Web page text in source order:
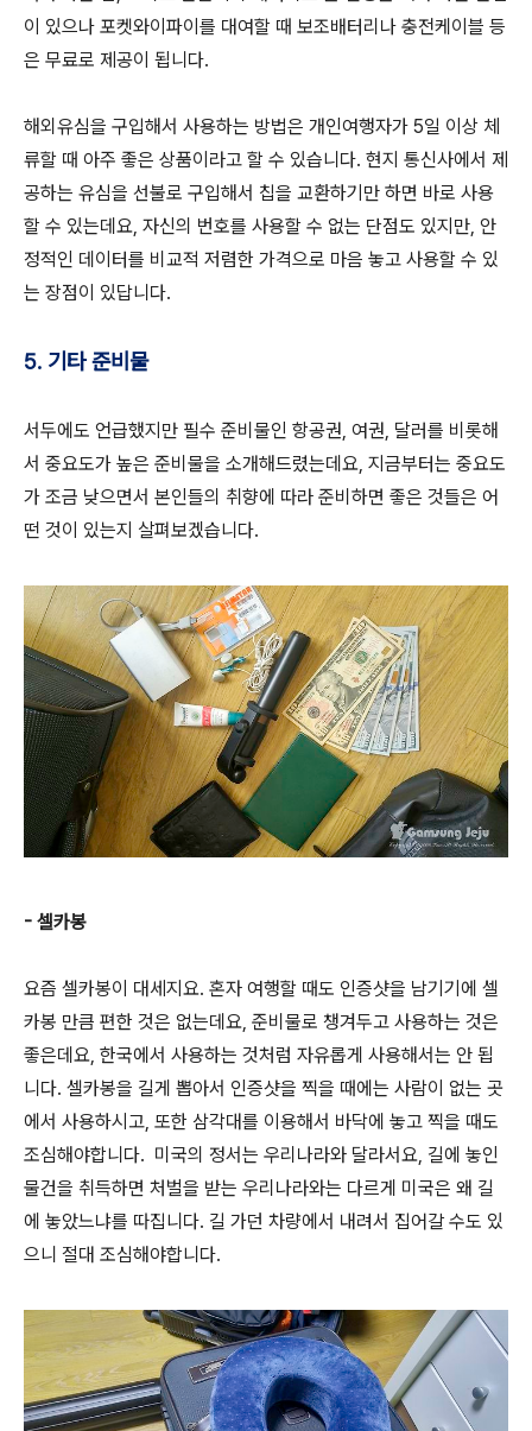
이 있으나 포켓와이파이를 대여할 때 보조배터리나 충전케이블 등
은 무료로 제공이 됩니다.
해외유심을 구입해서 사용하는 방법은 개인여행자가 5일 이상 체
류할 때 아주 좋은 상품이라고 할 수 있습니다. 현지 통신사에서 제
공하는 유심을 선불로 구입해서 칩을 교환하기만 하면 바로 사용
할 수 있는데요, 자신의 번호를 사용할 수 없는 단점도 있지만, 안
정적인 데이터를 비교적 저렴한 가격으로 마음 놓고 사용할 수 있
는 장점이 있답니다.
5. 기타 준비물
서두에도 언급했지만 필수 준비물인 항공권, 여권, 달러를 비롯해
서 중요도가 높은 준비물을 소개해드렸는데요, 지금부터는 중요도
가 조금 낮으면서 본인들의 취향에 따라 준비하면 좋은 것들은 어
떤 것이 있는지 살펴보겠습니다.
- 셀카봉
요즘 셀카봉이 대세지요. 혼자 여행할 때도 인증샷을 남기기에 셀
카봉 만큼 편한 것은 없는데요, 준비물로 챙겨두고 사용하는 것은
좋은데요, 한국에서 사용하는 것처럼 자유롭게 사용해서는 안 됩
니다. 셀카봉을 길게 뽑아서 인증샷을 찍을 때에는 사람이 없는 곳
에서 사용하시고, 또한 삼각대를 이용해서 바닥에 놓고 찍을 때도
조심해야합니다. 미국의 정서는 우리나라와 달라서요, 길에 놓인
물건을 취득하면 처벌을 받는 우리나라와는 다르게 미국은 왜 길
에 놓았느냐를 따집니다. 길 가던 차량에서 내려서 집어갈 수도 있
으니 절대 조심해야합니다.